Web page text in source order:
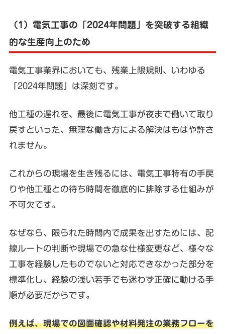
（1）電気工事の「2024年問題」を突破する組織
的な生産向上のため
電気工事業界においても、残業上限規則、いわゆる
「2024年問題」は深刻です。
他工種の遅れを、最後に電気工事が夜まで働いて取り
戻すといった、無理な働き方による解決はもはや許さ
れません。
これからの現場を生き残るには、電気工事特有の手戻
りや他工種との待ち時間を徹底的に排除する仕組みが
不可欠です。
なぜなら、限られた時間内で成果を出すためには、配
線ルートの判断や現場での急な仕様変更など、様々な
工事を経験したものでないと対応できなかった部分を
標準化し、経験の浅い若手でも迷わず正確に動ける手
順が必要だからです。
例えば、現場での図面確認や材料発注の業務フローを